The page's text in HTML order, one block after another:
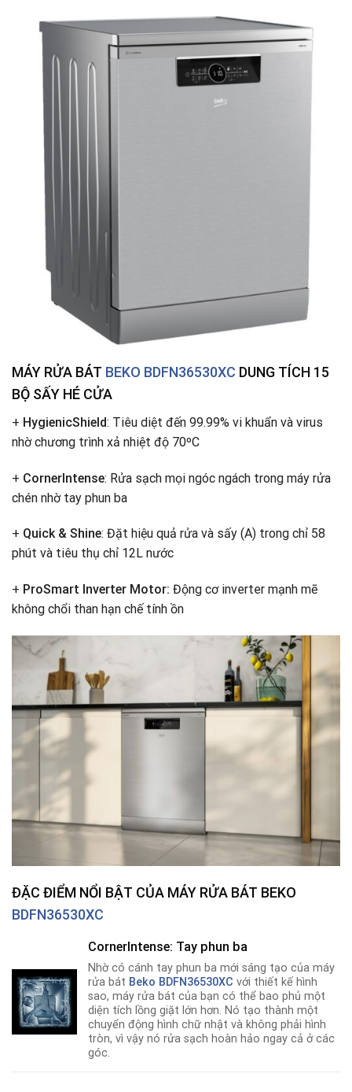
MÁY RỬA BÁT BEKO BDFN36530XC DUNG TÍCH 15
BỘ SẤY HÉ CỬA
+ HygienicShield: Tiêu diệt đến 99.99% vi khuẩn và virus
nhờ chương trình xả nhiệt độ 70ºC
+ CornerIntense: Rửa sạch mọi ngóc ngách trong máy rửa
chén nhờ tay phun ba
+ Quick & Shine: Đặt hiệu quả rửa và sấy (A) trong chỉ 58
phút và tiêu thụ chỉ 12L nước
+ ProSmart Inverter Motor: Động cơ inverter mạnh mẽ
không chổi than hạn chế tính ồn
ĐẶC ĐIỂM NỔI BẬT CỦA MÁY RỬA BÁT BEKO
BDFN36530XC
CornerIntense: Tay phun ba
Nhờ có cánh tay phun ba mới sáng tạo của máy
rửa bát Beko BDFN36530XC với thiết kế hình
sao, máy rửa bát của bạn có thể bao phủ một
diện tích lồng giặt lớn hơn. Nó tạo thành một
chuyển động hình chữ nhật và không phải hình
tròn, vì vậy nó rửa sạch hoàn hảo ngay cả ở các
góc.